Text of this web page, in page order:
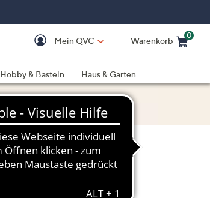
Mein QVC Warenkorb
0
Hobby & Basteln
Haus & Garten